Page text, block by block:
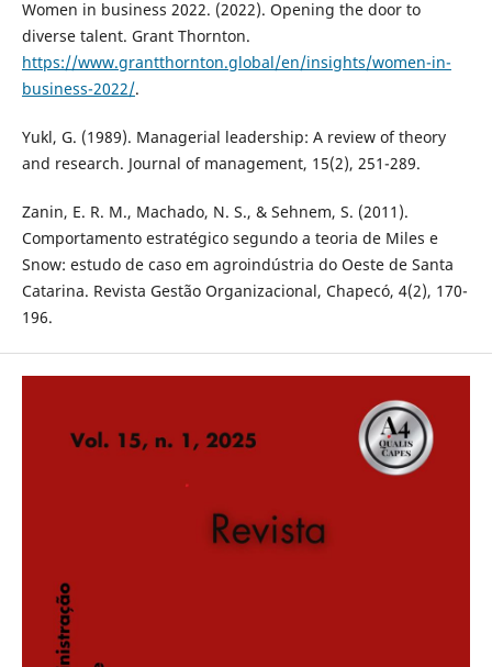
Women in business 2022. (2022). Opening the door to
diverse talent. Grant Thornton.
https://www.grantthornton.global/en/insights/women-in-
business-2022/.
Yukl, G. (1989). Managerial leadership: A review of theory
and research. Journal of management, 15(2), 251-289.
Zanin, E. R. M., Machado, N. S., & Sehnem, S. (2011).
Comportamento estratégico segundo a teoria de Miles e
Snow: estudo de caso em agroindústria do Oeste de Santa
Catarina. Revista Gestão Organizacional, Chapecó, 4(2), 170-
196.